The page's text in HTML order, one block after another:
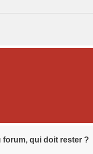
forum, qui doit rester ?